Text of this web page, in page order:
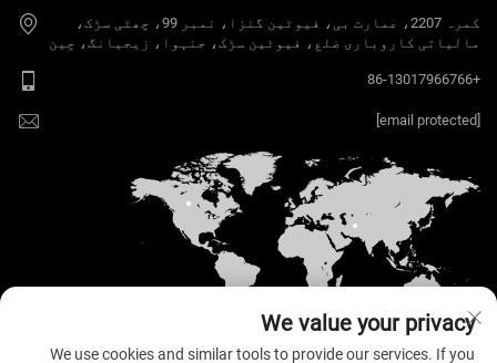
کمرہ 2207، عمارت بی، فیوٹین گنزا، نمبر 99، چھٹی سڑک،
مالیاتی کاروباری ضلع، فیوٹین سڑک، جنہوا، زیجیانگ، چین
+86-13017966766
We value your privacy
We use cookies and similar tools to provide our services. If you